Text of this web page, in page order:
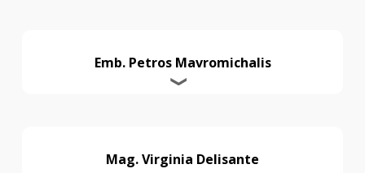
Emb. Petros Mavromichalis
Mag. Virginia Delisante